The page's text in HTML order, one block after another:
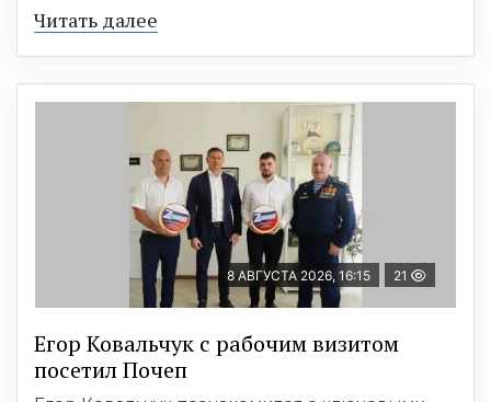
Читать далее
8 АВГУСТА 2026, 16:15 21
Егор Ковальчук с рабочим визитом
посетил Почеп